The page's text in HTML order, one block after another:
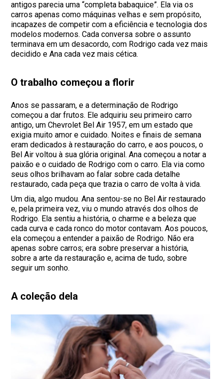
antigos parecia uma “completa babaquice”. Ela via os
carros apenas como máquinas velhas e sem propósito,
incapazes de competir com a eficiência e tecnologia dos
modelos modernos. Cada conversa sobre o assunto
terminava em um desacordo, com Rodrigo cada vez mais
decidido e Ana cada vez mais cética.
O trabalho começou a florir
Anos se passaram, e a determinação de Rodrigo
começou a dar frutos. Ele adquiriu seu primeiro carro
antigo, um Chevrolet Bel Air 1957, em um estado que
exigia muito amor e cuidado. Noites e finais de semana
eram dedicados à restauração do carro, e aos poucos, o
Bel Air voltou à sua glória original. Ana começou a notar a
paixão e o cuidado de Rodrigo com o carro. Ela via como
seus olhos brilhavam ao falar sobre cada detalhe
restaurado, cada peça que trazia o carro de volta à vida.
Um dia, algo mudou. Ana sentou-se no Bel Air restaurado
e, pela primeira vez, viu o mundo através dos olhos de
Rodrigo. Ela sentiu a história, o charme e a beleza que
cada curva e cada ronco do motor contavam. Aos poucos,
ela começou a entender a paixão de Rodrigo. Não era
apenas sobre carros; era sobre preservar a história,
sobre a arte da restauração e, acima de tudo, sobre
seguir um sonho.
A coleção dela